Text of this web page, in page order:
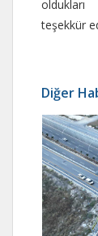
oldukları
teşekkür
Diğer